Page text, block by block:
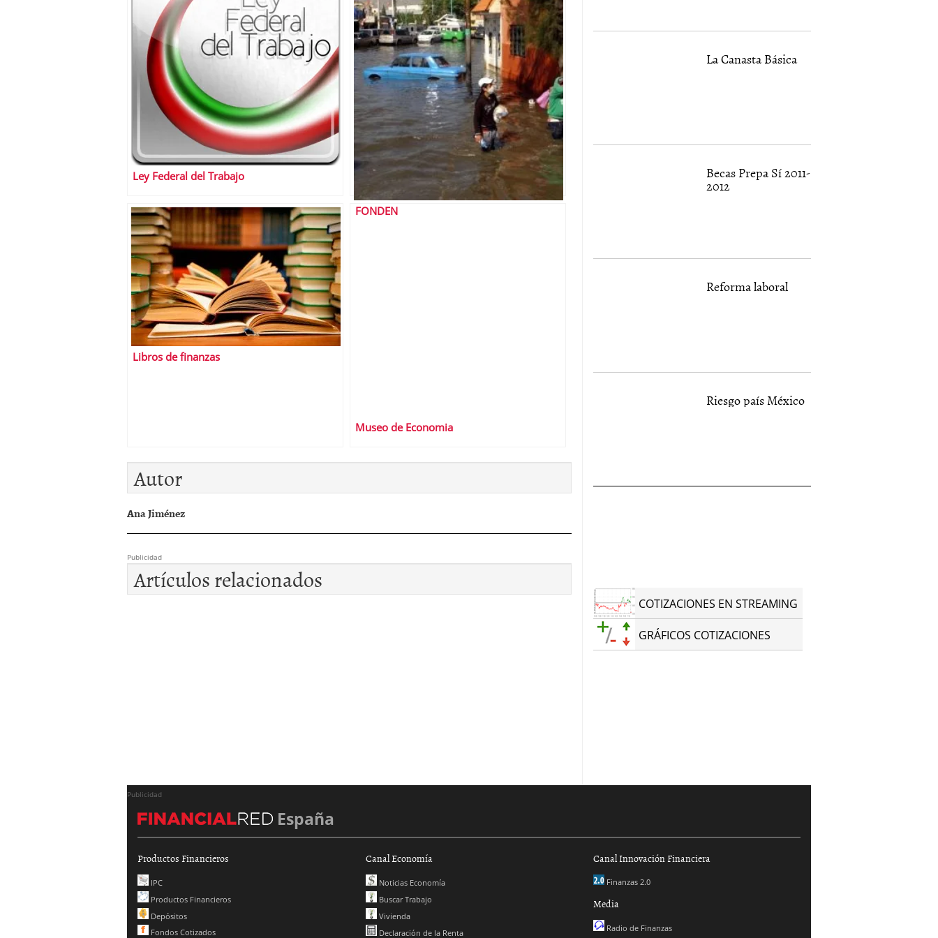
Ley Federal del Trabajo
FONDEN
Libros de finanzas
Museo de Economia
Autor
Ana Jiménez
Publicidad
Artículos relacionados
La Canasta Básica
Becas Prepa Sí 2011-
2012
Reforma laboral
Riesgo país México
COTIZACIONES EN STREAMING
GRÁFICOS COTIZACIONES
Publicidad
España
Productos Financieros
IPC
Productos Financieros
Depósitos
Fondos Cotizados
Canal Economía
Noticias Economía
Buscar Trabajo
Vivienda
Declaración de la Renta
Canal Innovación Financiera
Finanzas 2.0
Media
Radio de Finanzas